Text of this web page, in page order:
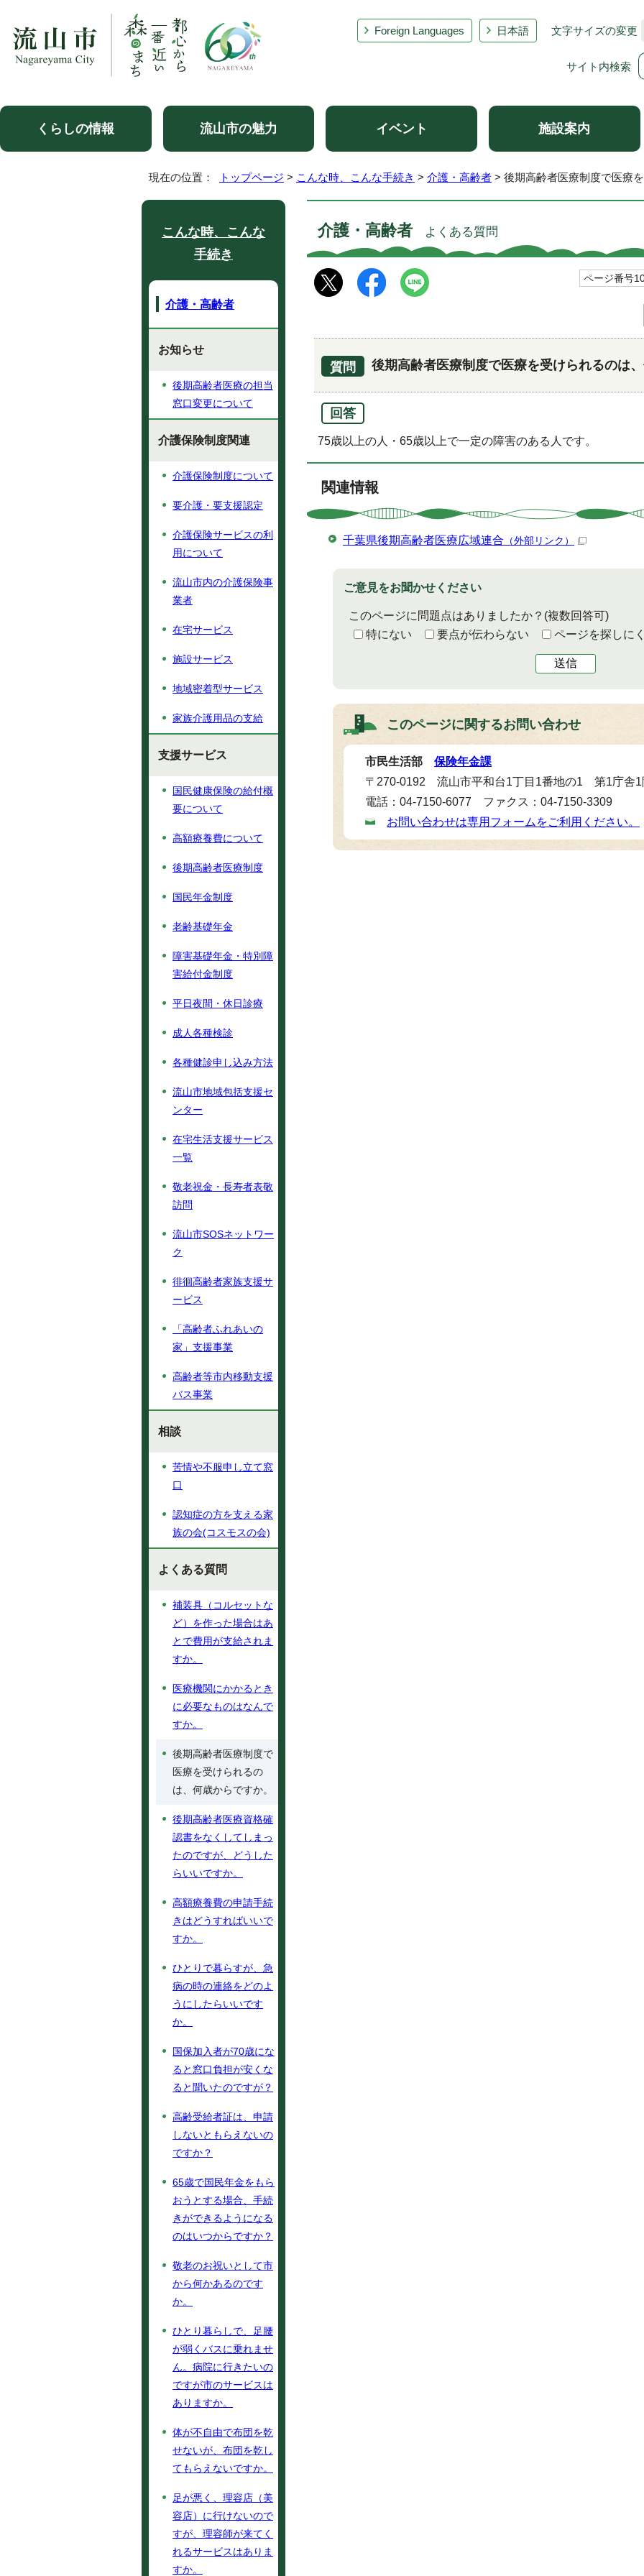
Foreign Languages 日本語 文字サイズの変更
サイト内検索
くらしの情報 流山市の魅力 イベント 施設案内
現在の位置： トップページ > こんな時、こんな手続き > 介護・高齢者 > 後期高齢者医療制度で医療
介護・高齢者 よくある質問
ページ番号
質問 後期高齢者医療制度で医療を受けられるのは
回答
75歳以上の人・65歳以上で一定の障害のある人です。
関連情報
千葉県後期高齢者医療広域連合 （外部リンク）
ご意見をお聞かせください
このページに問題点はありましたか？ (複数回答可)
特にない
要点が伝わらない ページを探しに
送信
このページに関するお問い合わせ
市民生活部 保険年金課
〒270-0192 流山市平和台1丁目1番地の1 第1庁舎1
電話：04-7150-6077 ファクス：04-7150-3309
お問い合わせは専用フォームをご利用ください。
こんな時、こんな
手続き
介護・高齢者
お知らせ
後期高齢者医療の担当
窓口変更について
介護保険制度関連
介護保険制度について
要介護・要支援認定
介護保険サービスの利
用について
流山市内の介護保険事
業者
在宅サービス
施設サービス
地域密着型サービス
家族介護用品の支給
支援サービス
国民健康保険の給付概
要について
高額療養費について
後期高齢者医療制度
国民年金制度
老齢基礎年金
障害基礎年金・特別障
害給付金制度
平日夜間・休日診療
成人各種検診
各種健診申し込み方法
流山市地域包括支援セ
ンター
在宅生活支援サービス
一覧
敬老祝金・長寿者表敬
訪問
流山市SOSネットワー
ク
徘徊高齢者家族支援サ
ービス
「高齢者ふれあいの
家」支援事業
高齢者等市内移動支援
バス事業
相談
苦情や不服申し立て窓
口
認知症の方を支える家
族の会(コスモスの会)
よくある質問
補装具（コルセットな
ど）を作った場合はあ
とで費用が支給されま
すか。
医療機関にかかるとき
に必要なものはなんで
すか。
後期高齢者医療制度で
医療を受けられるの
は、何歳からですか。
後期高齢者医療資格確
認書をなくしてしまっ
たのですが、どうした
らいいですか。
高額療養費の申請手続
きはどうすればいいで
すか。
ひとりで暮らすが、急
病の時の連絡をどのよ
うにしたらいいです
か。
国保加入者が70歳にな
ると窓口負担が安くな
ると聞いたのですが？
高齢受給者証は、申請
しないともらえないの
ですか？
65歳で国民年金をもら
おうとする場合、手続
きができるようになる
のはいつからですか？
敬老のお祝いとして市
から何かあるのです
か。
ひとり暮らしで、足腰
が弱くバスに乗れませ
ん。病院に行きたいの
ですが市のサービスは
ありますか。
体が不自由で布団を乾
せないが、布団を乾し
てもらえないですか。
足が悪く、理容店（美
容店）に行けないので
すが、理容師が来てく
れるサービスはありま
すか。